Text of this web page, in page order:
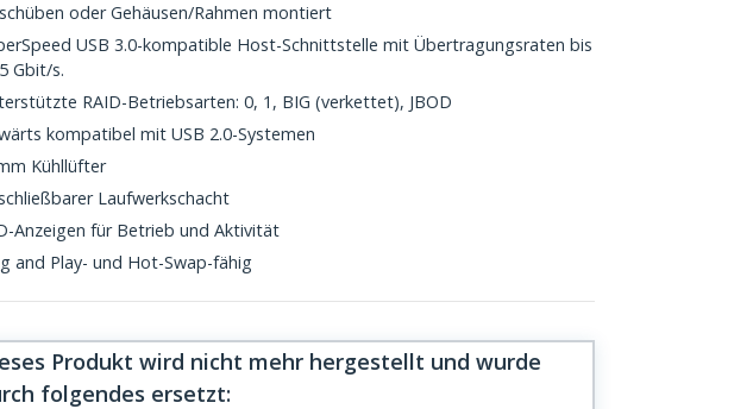
oder Gehäusen/Rahmen montiert
USB 3.0-kompatible Host-Schnittstelle mit Übertragungsraten bis
Gbit/s.
RAID-Betriebsarten: 0, 1, BIG (verkettet), JBOD
kompatibel mit USB 2.0-Systemen
Kühllüfter
Laufwerkschacht
Anzeigen für Betrieb und Aktivität
and Play- und Hot-Swap-fähig
Produkt wird nicht mehr hergestellt und wurde
folgendes ersetzt: